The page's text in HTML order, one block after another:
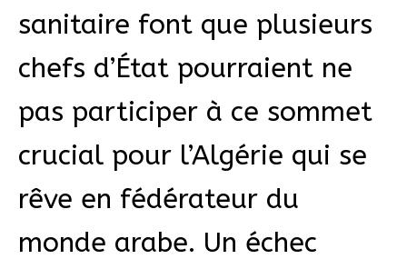
sanitaire font que plusieurs
chefs d’État pourraient ne
pas participer à ce sommet
crucial pour l’Algérie qui se
rêve en fédérateur du
monde arabe. Un échec